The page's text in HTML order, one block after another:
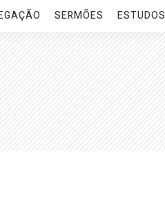
SERMÕES ESTUDOS